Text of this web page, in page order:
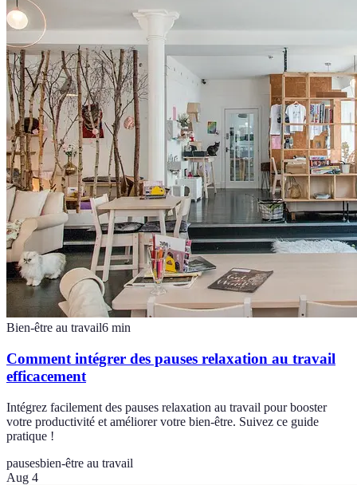
Bien-être au travail6 min
Comment intégrer des pauses relaxation au travail
efficacement
Intégrez facilement des pauses relaxation au travail pour booster
votre productivité et améliorer votre bien-être. Suivez ce guide
pratique !
pausesbien-être au travail
Aug 4